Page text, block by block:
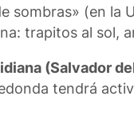
sombras» (en la
trapitos al
(Salvador
tendrá